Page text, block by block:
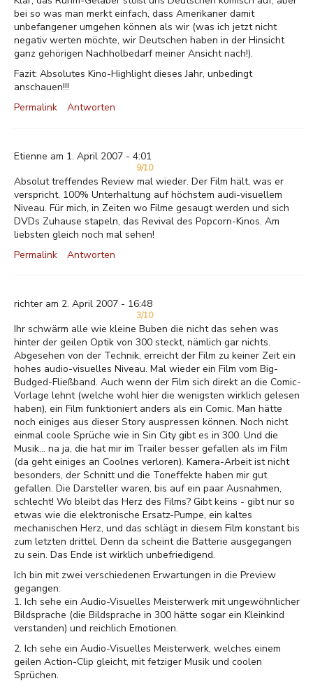
bei so was man merkt einfach, dass Amerikaner damit
unbefangener umgehen können als wir (was ich jetzt nicht
negativ werten möchte, wir Deutschen haben in der Hinsicht
ganz gehörigen Nachholbedarf meiner Ansicht nach!).
Fazit: Absolutes Kino-Highlight dieses Jahr, unbedingt
anschauen!!!
Permalink
Antworten
Etienne am 1. April 2007 - 4:01
9/10
Absolut treffendes Review mal wieder. Der Film hält, was er
verspricht. 100% Unterhaltung auf höchstem audi-visuellem
Niveau. Für mich, in Zeiten wo Filme gesaugt werden und sich
DVDs Zuhause stapeln, das Revival des Popcorn-Kinos. Am
liebsten gleich noch mal sehen!
Permalink
Antworten
richter am 2. April 2007 - 16:48
3/10
Ihr schwärm alle wie kleine Buben die nicht das sehen was
hinter der geilen Optik von 300 steckt, nämlich gar nichts.
Abgesehen von der Technik, erreicht der Film zu keiner Zeit ein
hohes audio-visuelles Niveau. Mal wieder ein Film vom Big-
Budged-Fließband. Auch wenn der Film sich direkt an die Comic-
Vorlage lehnt (welche wohl hier die wenigsten wirklich gelesen
haben), ein Film funktioniert anders als ein Comic. Man hätte
noch einiges aus dieser Story auspressen können. Noch nicht
einmal coole Sprüche wie in Sin City gibt es in 300. Und die
Musik... na ja, die hat mir im Trailer besser gefallen als im Film
(da geht einiges an Coolnes verloren). Kamera-Arbeit ist nicht
besonders, der Schnitt und die Toneffekte haben mir gut
gefallen. Die Darsteller waren, bis auf ein paar Ausnahmen,
schlecht! Wo bleibt das Herz des Films? Gibt keins - gibt nur so
etwas wie die elektronische Ersatz-Pumpe, ein kaltes
mechanischen Herz, und das schlägt in diesem Film konstant bis
zum letzten drittel. Denn da scheint die Batterie ausgegangen
zu sein. Das Ende ist wirklich unbefriedigend.
Ich bin mit zwei verschiedenen Erwartungen in die Preview
gegangen:
1. Ich sehe ein Audio-Visuelles Meisterwerk mit ungewöhnlicher
Bildsprache (die Bildsprache in 300 hätte sogar ein Kleinkind
verstanden) und reichlich Emotionen.
2. Ich sehe ein Audio-Visuelles Meisterwerk, welches einem
geilen Action-Clip gleicht, mit fetziger Musik und coolen
Sprüchen.